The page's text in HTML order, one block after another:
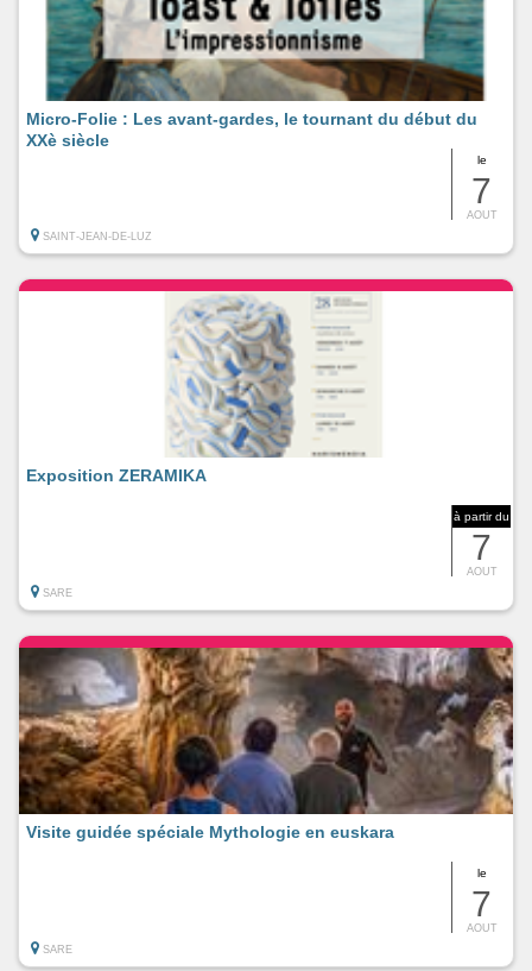
le
7
AOUT
Micro-Folie : Les avant-gardes, le tournant du début du
XXè siècle
SAINT-JEAN-DE-LUZ
à partir du
7
AOUT
Exposition ZERAMIKA
SARE
le
7
AOUT
Visite guidée spéciale Mythologie en euskara
SARE